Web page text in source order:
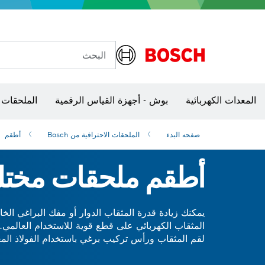
البحث
المعدات الكهربائية بوش - أجهزة القياس الرقمية
صفحه البدء الملحقات الاحترافية من Bosch أطقم
أطقم ملحقات
المثقاب الكهربائي على قطع قوية للاستخدام